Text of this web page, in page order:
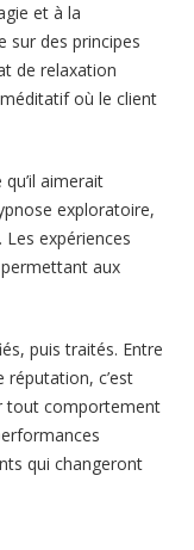
et à la
sur des principes
de relaxation
méditatif où le client
aimerait
exploratoire,
expériences
aux
puis traités. Entre
réputation, c’est
tout comportement
qui changeront